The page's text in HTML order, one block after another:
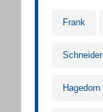
Frank
Schneider
Hagedorn